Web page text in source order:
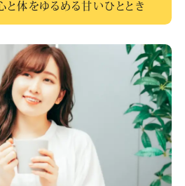
体をゆるめる甘いひととき